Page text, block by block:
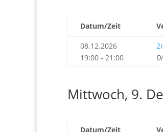
Datum/Zeit
08.12.2026
19:00 - 21:00
Mittwoch, 9.
Datum/Zeit